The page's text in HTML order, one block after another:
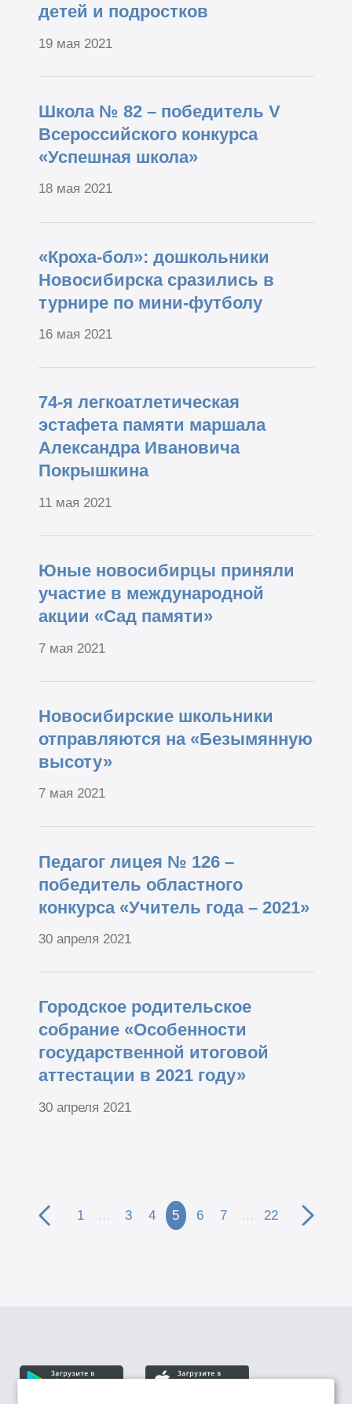
детей и подростков
19 мая 2021
Школа № 82 – победитель V
Всероссийского конкурса
«Успешная школа»
18 мая 2021
«Кроха-бол»: дошкольники
Новосибирска сразились в
турнире по мини-футболу
16 мая 2021
74-я легкоатлетическая
эстафета памяти маршала
Александра Ивановича
Покрышкина
11 мая 2021
Юные новосибирцы приняли
участие в международной
акции «Сад памяти»
7 мая 2021
Новосибирские школьники
отправляются на «Безымянную
высоту»
7 мая 2021
Педагог лицея № 126 –
победитель областного
конкурса «Учитель года – 2021»
30 апреля 2021
Городское родительское
собрание «Особенности
государственной итоговой
аттестации в 2021 году»
30 апреля 2021
1 … 3 4 5 6 7 … 22